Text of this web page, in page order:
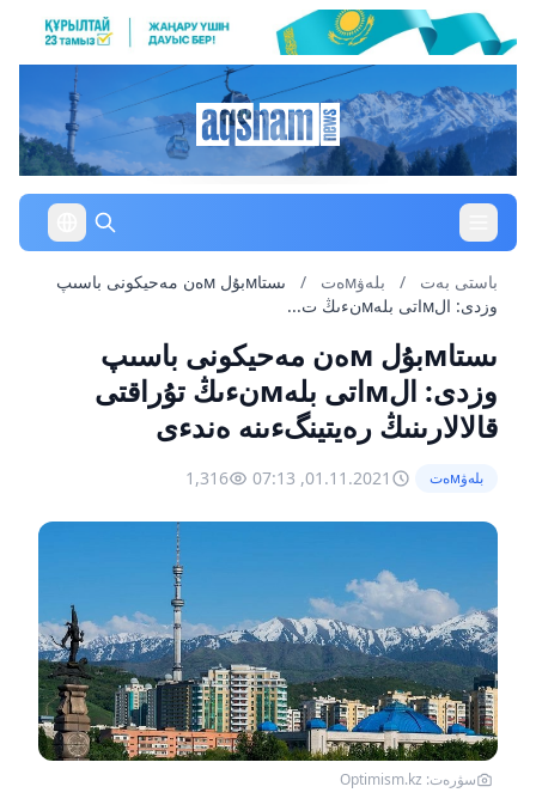
باستى بەت / بلەۋмەت /
ىستاмبۇل мەن مەحيكونى باسىپ
وزدى: الмاتى بلەмنءىڭ ت...
ىستاмبۇل мەن مەحيكونى باسىپ
وزدى: الмاتى بلەмنءىڭ تۇراقتى
قالالارىنىڭ رەيتينگءىنە ەندءى
بلەۋмەت 01.11.2021, 07:13
1,316
سۋرەت: Optimism.kz